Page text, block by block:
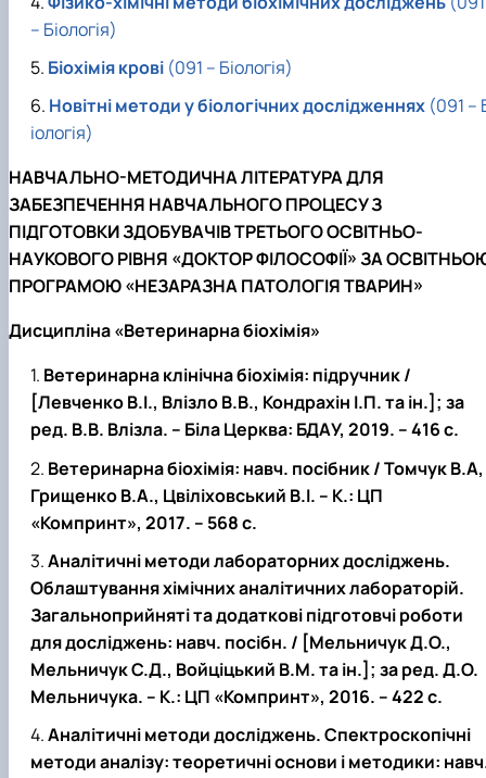
– Біологія)
Біохімія крові (091 – Біологія)
Новітні методи у біологічних дослідженнях (091 –
іологія)
НАВЧАЛЬНО-МЕТОДИЧНА ЛІТЕРАТУРА ДЛЯ
ЗАБЕЗПЕЧЕННЯ НАВЧАЛЬНОГО ПРОЦЕСУ З
ПІДГОТОВКИ ЗДОБУВАЧІВ ТРЕТЬОГО ОСВІТНЬО-
НАУКОВОГО РІВНЯ «ДОКТОР ФІЛОСОФІЇ» ЗА
ПРОГРАМОЮ «НЕЗАРАЗНА ПАТОЛОГІЯ ТВАРИН»
Дисципліна «Ветеринарна біохімія»
Ветеринарна клінічна біохімія: підручник /
[Левченко В.І., Влізло В.В., Кондрахін І.П. та ін.]; за
ред. В.В. Влізла. – Біла Церква: БДАУ, 2019. – 416 с.
Ветеринарна біохімія: навч. посібник / Томчук В.А,
Грищенко В.А., Цвіліховський В.І. – К.: ЦП
«Компринт», 2017. – 568 с.
Аналітичні методи лабораторних досліджень.
Облаштування хімічних аналітичних лабораторій.
Загальноприйняті та додаткові підготовчі роботи
для досліджень: навч. посібн. / [Мельничук Д.О.,
Мельничук С.Д., Войціцький В.М. та ін.]; за ред. Д.О.
Мельничука. – К.: ЦП «Компринт», 2016. – 422 с.
Аналітичні методи досліджень. Спектроскопічні
методи аналізу: теоретичні основи і методики: